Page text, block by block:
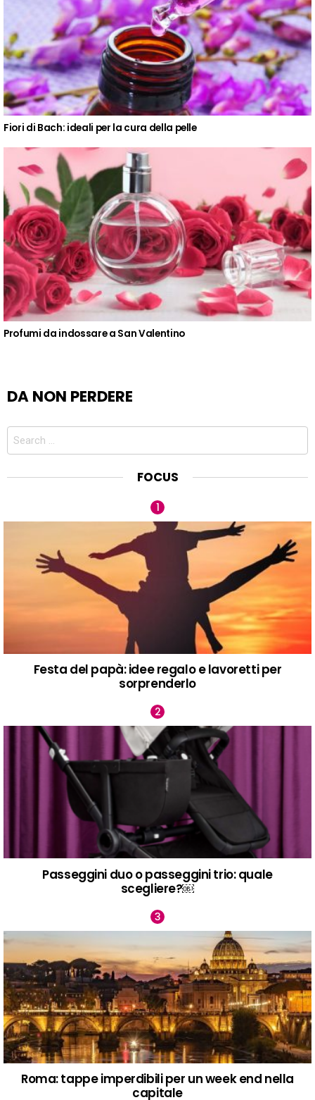
Fiori di Bach: ideali per la cura della pelle
Profumi da indossare a San Valentino
DA NON PERDERE
Search
FOCUS
Festa del papà: idee regalo e lavoretti per
sorprenderlo
Passeggini duo o passeggini trio: quale
scegliere?￼
Roma: tappe imperdibili per un week end nella
capitale